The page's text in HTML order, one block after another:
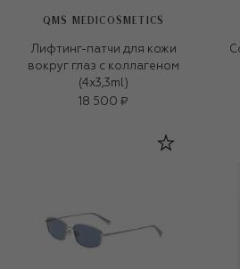
QMS MEDICOSMETICS
Лифтинг-патчи для кожи
вокруг глаз с коллагеном
(4x3,3ml)
18 500 ₽